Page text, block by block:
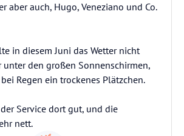
aber auch, Hugo, Veneziano und Co.
in diesem Juni das Wetter nicht
unter den großen Sonnenschirmen,
Regen ein trockenes Plätzchen.
Service dort gut, und die
nett.